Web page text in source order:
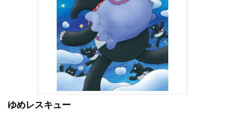
ゆめレスキュー